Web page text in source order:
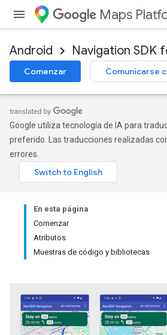
Maps
Android Navigation SDK
Comenzar Comunicarse
Google utiliza tecnología de IA para
preferido. Las traducciones realizadas
errores.
En esta página
Comenzar
Atributos
Muestras de código y bibliotecas